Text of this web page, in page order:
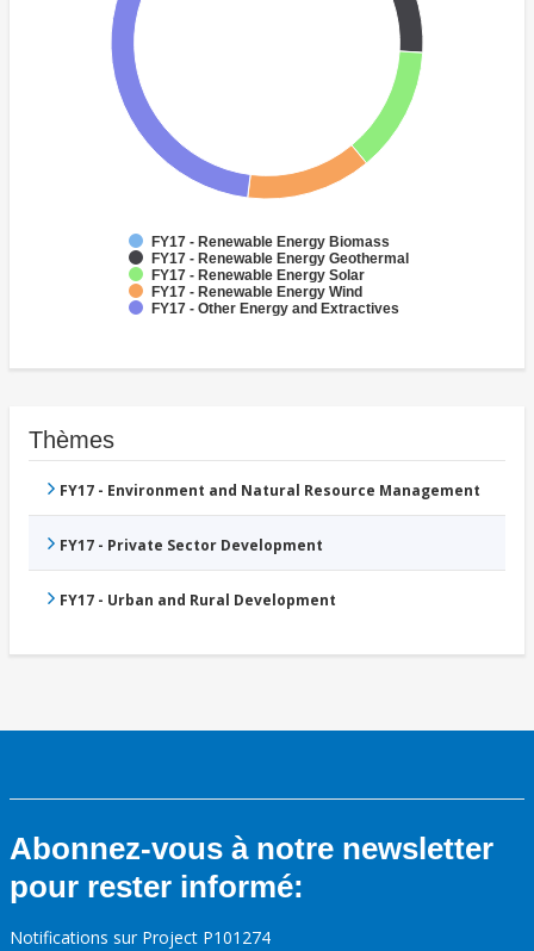
FY17 - Renewable Energy Biomass
FY17 - Renewable Energy Geothermal
FY17 - Renewable Energy Solar
FY17 - Renewable Energy Wind
FY17 - Other Energy and Extractives
Thèmes
FY17 - Environment and Natural Resource Management
FY17 - Private Sector Development
FY17 - Urban and Rural Development
Abonnez-vous à notre newsletter
pour rester informé:
Notifications sur Project P101274